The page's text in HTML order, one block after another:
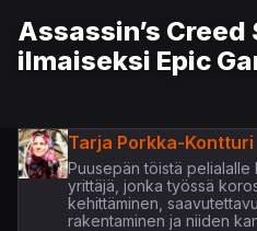
Assassin’s
ilmaiseksi Epic
Tarja Porkka-Kontturi
Puusepän töistä pelialalle
yrittäjä, jonka työssä
kehittäminen,
rakentaminen ja niiden